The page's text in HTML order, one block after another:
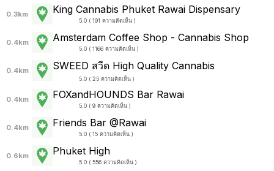
0.3km King Cannabis Phuket Rawai Dispensary
5.0 ( 191 ความคิดเห็น )
0.4km Amsterdam Coffee Shop - Cannabis Shop
5.0 ( 1166 ความคิดเห็น )
0.4km SWEED สวีด High Quality Cannabis
5.0 ( 25 ความคิดเห็น )
0.4km FOXandHOUNDS Bar Rawai
5.0 ( 9 ความคิดเห็น )
0.4km Friends Bar @Rawai
5.0 ( 15 ความคิดเห็น )
0.6km Phuket High
5.0 ( 556 ความคิดเห็น )